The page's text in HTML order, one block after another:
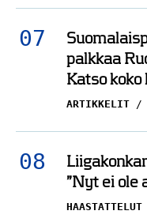
palkkaa
Katso koko
ARTIKKELIT
”Nyt ei ole
HAASTATTELUT